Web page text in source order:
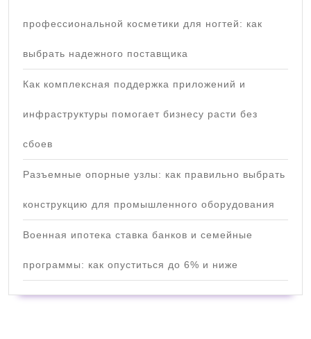
профессиональной косметики для ногтей: как
выбрать надежного поставщика
Как комплексная поддержка приложений и
инфраструктуры помогает бизнесу расти без
сбоев
Разъемные опорные узлы: как правильно выбрать
конструкцию для промышленного оборудования
Военная ипотека ставка банков и семейные
программы: как опуститься до 6% и ниже